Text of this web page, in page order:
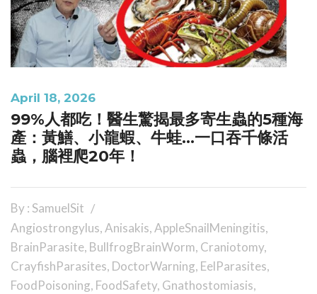
April 18, 2026
99%人都吃！醫生驚揭最多寄生蟲的5種海
產：黃鱔、小龍蝦、牛蛙…一口吞千條活
蟲，腦裡爬20年！
By : SamuelSit
Angiostrongylus,Anisakis,AppleSnailMeningitis,
BrainParasite, BullfrogBrainWorm, Craniotomy,
CrayfishParasites, DoctorWarning, EelParasites,
FoodPoisoning, FoodSafety, Gnathostomiasis,